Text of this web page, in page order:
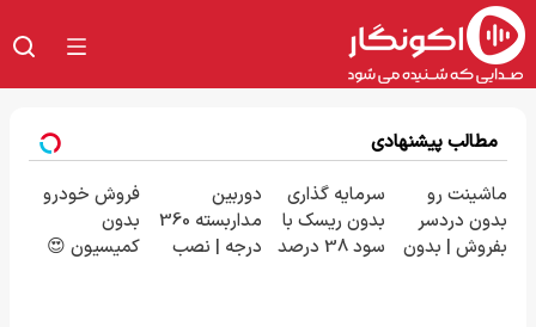
مطالب پیشنهادی
ماشینت رو
بدون دردسر
بفروش | بدون
سرمایه گذاری
بدون ریسک با
سود 38 درصد
دوربین
مداربسته 360
درجه | نصب
فروش خودرو
بدون
کمیسیون 😍